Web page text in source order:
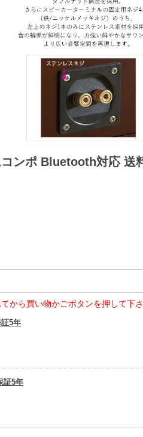
ンポ Bluetooth対応 送
から買い物かごボタンを押して下さ
5年
証5年